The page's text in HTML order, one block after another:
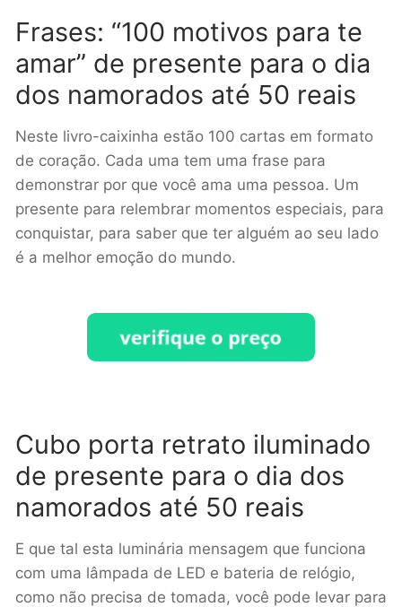
Frases: “100 motivos para te
amar” de presente para o dia
dos namorados até 50 reais
Neste livro-caixinha estão 100 cartas em formato
de coração. Cada uma tem uma frase para
demonstrar por que você ama uma pessoa. Um
presente para relembrar momentos especiais, para
conquistar, para saber que ter alguém ao seu lado
é a melhor emoção do mundo.
Cubo porta retrato iluminado
de presente para o dia dos
namorados até 50 reais
E que tal esta luminária mensagem que funciona
com uma lâmpada de LED e bateria de relógio,
como não precisa de tomada, você pode levar para